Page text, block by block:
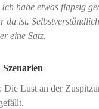
habe etwas flapsig
da ist.
eine Satz.
Die Lust an der